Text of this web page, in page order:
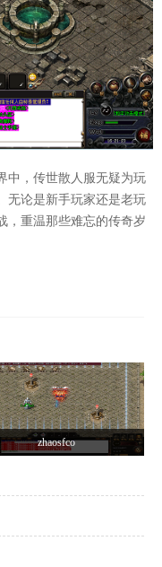
中，传世散人服无疑为玩
无论是新手玩家还是老玩
，重温那些难忘的传奇岁
zhaosfco